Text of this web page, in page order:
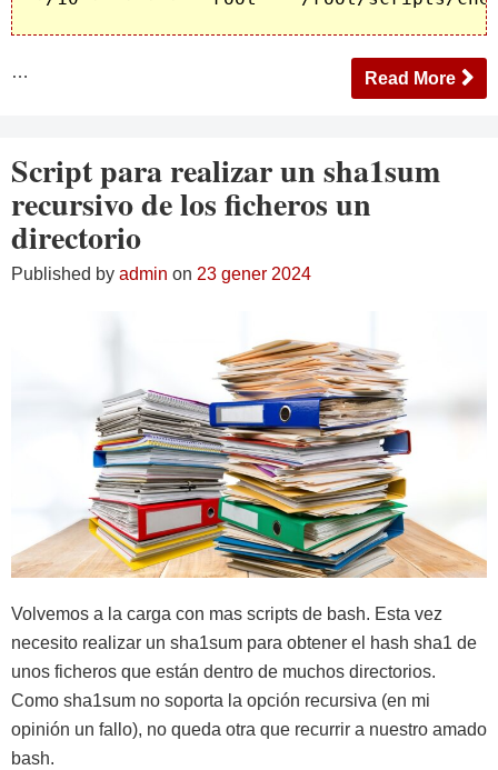
… Read More
Script para realizar un sha1sum
recursivo de los ficheros un
directorio
Published by admin on 23 gener 2024
Volvemos a la carga con mas scripts de bash. Esta vez
necesito realizar un sha1sum para obtener el hash sha1 de
unos ficheros que están dentro de muchos directorios.
Como sha1sum no soporta la opción recursiva (en mi
opinión un fallo), no queda otra que recurrir a nuestro amado
bash.